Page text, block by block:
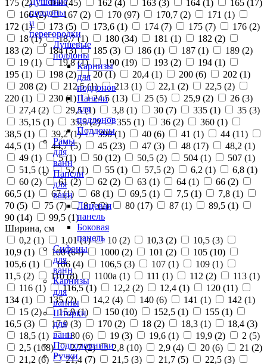
поддоны
и
перегородки
Душевые
поддоны
Карнизы
для
поддонов
Панели
для
поддонов
Поддоны
Рамы
для
ванн
Панели
для
ванн
Лицевая
панель
Боковая
панель
Сифоны
для
ванн
Карнизы
для
ванны
Шторки
для
ванн
Подголовники
Ручки
175 (2) 160 (45) 162 (4) 163 (3) 164 (1) 165 (17)
166 (2) 167 (2) 170 (97) 170,7 (2) 171 (1)
172 (1) 173 (5) 173,6 (1) 174 (7) 175 (7) 176 (2)
18 (1) 18,7 (1) 180 (34) 181 (1) 182 (2)
183 (2) 184 (3) 185 (3) 186 (1) 187 (1) 189 (2)
19 (1) 19,8 (1) 190 (19) 193 (2) 194 (1)
195 (1) 198 (2) 20 (1) 20,4 (1) 200 (6) 202 (1)
208 (2) 212,5 (1) 213 (1) 22,1 (2) 22,5 (2)
220 (1) 230 (1) 24,5 (13) 25 (5) 25,9 (2) 26 (3)
27,4 (2) 29,5 (1) 3,8 (1) 30 (7) 335 (1) 35 (3)
35,15 (1) 35,5 (2) 355 (1) 36 (2) 360 (1)
38,5 (1) 39,2 (1) 390 (1) 40 (6) 41 (1) 44 (11)
44,5 (1) 44,7 (5) 45 (23) 47 (3) 48 (17) 48,2 (1)
49 (1) 5 (1) 50 (12) 50,5 (2) 504 (1) 507 (1)
51,5 (1) 52 (1) 55 (1) 57,5 (2) 6,2 (1) 6,8 (1)
60 (2) 61 (2) 62 (2) 63 (1) 64 (1) 66 (2)
66,5 (1) 67 (1) 68 (1) 69,5 (1) 7,5 (1) 7,8 (1)
70 (5) 75 (7) 8,7 (2) 80 (17) 87 (1) 89,5 (1)
90 (14) 99,5 (1)
Ширина, см
0,2 (1) 1,01 (1) 10 (2) 10,3 (2) 10,5 (3)
10,9 (1) 100 (64) 1000 (2) 101 (2) 105 (10)
105,6 (1) 106 (4) 106,5 (3) 107 (1) 109 (1)
11,5 (2) 110 (8) 1100а (1) 111 (1) 112 (2) 113 (1)
116 (1) 116,5 (1) 12,2 (2) 12,4 (1) 120 (11)
134 (1) 135 (2) 14,2 (4) 140 (6) 141 (1) 142 (1)
15 (2) 15,9 (1) 150 (10) 152,5 (1) 155 (1)
16,5 (3) 17,9 (3) 170 (2) 18 (2) 18,3 (1) 18,4 (3)
18,5 (1) 180 (6) 19 (3) 19,6 (1) 19,9 (2) 2 (5)
2,5 (108) 2,7 (2) 2,8 (10) 2,9 (4) 20 (6) 21 (2)
21,2 (6) 21,4 (7) 21,5 (3) 21,7 (5) 22,5 (3)